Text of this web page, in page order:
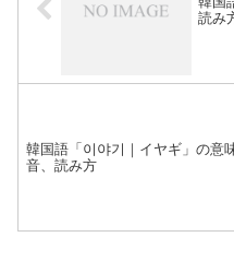
読み
韓国語「이야기｜イヤギ」の意
音、読み方